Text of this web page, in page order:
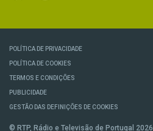
POLÍTICA DE PRIVACIDADE
POLÍTICA DE COOKIES
TERMOS E CONDIÇÕES
PUBLICIDADE
GESTÃO DAS DEFINIÇÕES DE COOKIES
© RTP, Rádio e Televisão de Portugal 2026